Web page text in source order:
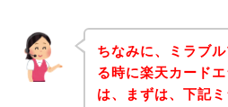
ちなみに、ミラブ
る時に楽天カード
は、まずは、下記